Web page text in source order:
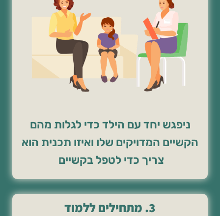
ניפגש יחד עם הילד כדי לגלות מהם
הקשיים המדויקים שלו ואיזו תכנית הוא
צריך כדי לטפל בקשיים
3. מתחילים ללמוד